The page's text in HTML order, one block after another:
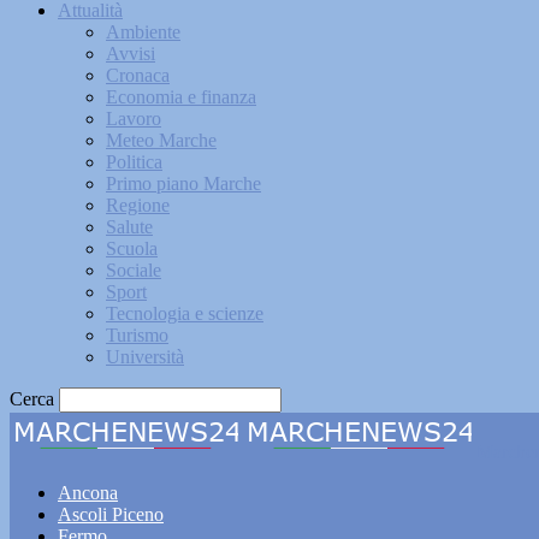
Attualità
Ambiente
Avvisi
Cronaca
Economia e finanza
Lavoro
Meteo Marche
Politica
Primo piano Marche
Regione
Salute
Scuola
Sociale
Sport
Tecnologia e scienze
Turismo
Università
Cerca
Ancona
Ascoli Piceno